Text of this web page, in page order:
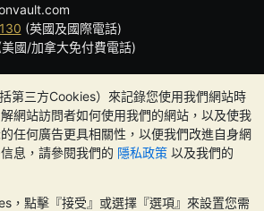
第三方Cookies）來記錄您使用我們網站時
網站訪問者如何使用我們的網站，以及使我
任何廣告更具相關性，以便我們改進自身網
息，請參閱我們的 隱私政策 以及我們的
，點擊『接受』或選擇『選項』來設置您需
(英國及國際電話)
美國/加拿大免付費電話)
時間), 周一至周五